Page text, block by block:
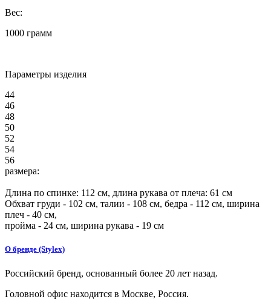
Вес:
1000 грамм
Параметры изделия
44
46
48
50
52
54
56
размера:
Длина по спинке: 112 см, длина рукава от плеча: 61 см
Обхват груди - 102 см, талии - 108 см, бедра - 112 см, ширина
плеч - 40 см,
пройма - 24 см, ширина рукава - 19 см
О бренде (Stylex)
Российский бренд, основанный более 20 лет назад.
Головной офис находится в Москве, Россия.